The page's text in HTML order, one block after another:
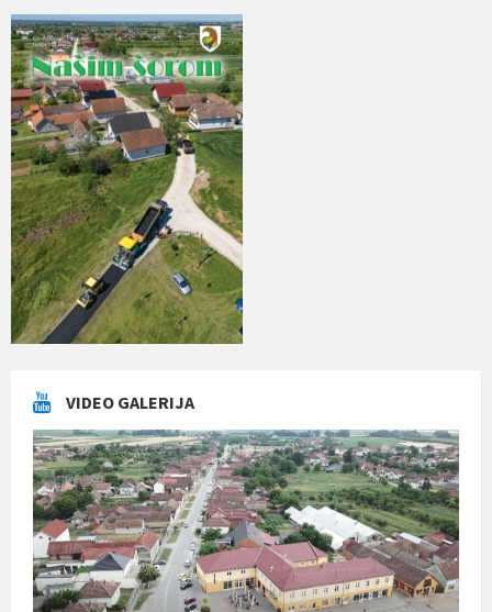
VIDEO GALERIJA